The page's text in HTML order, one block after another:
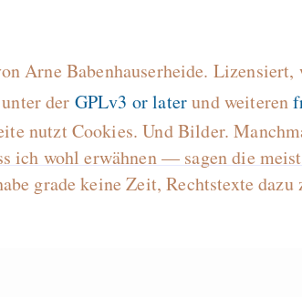
Arne Babenhauserheide. Lizensiert,
der GPLv3 or laterund weiteren
nutzt Cookies. Und Bilder.
ich wohl erwähnen — sagen die
grade keine Zeit, Rechtstexte